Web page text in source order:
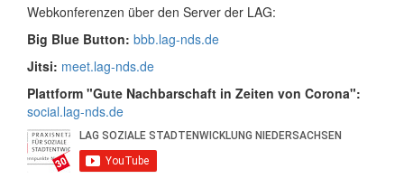
Webkonferenzen über den Server der LAG:
Big Blue Button: bbb.lag-nds.de
Jitsi: meet.lag-nds.de
Plattform "Gute Nachbarschaft in Zeiten von Corona":
social.lag-nds.de